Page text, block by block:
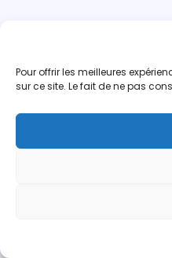
Pour offrir les meilleures
sur ce site. Le fait de ne pas